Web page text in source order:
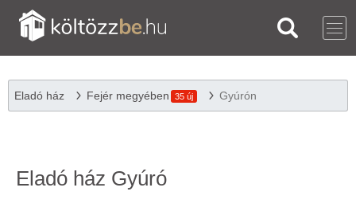
Eladó ház Fejér megyében 35 új Gyúrón
Eladó ház Gyúró